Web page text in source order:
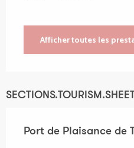
Afficher toutes les
Port de Plaisance de